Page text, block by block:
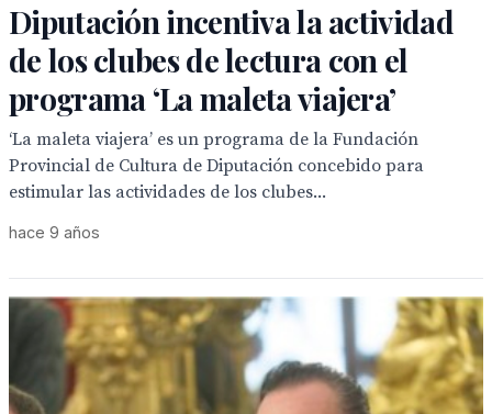
Diputación incentiva la actividad
de los clubes de lectura con el
programa ‘La maleta viajera’
‘La maleta viajera’ es un programa de la Fundación
Provincial de Cultura de Diputación concebido para
estimular las actividades de los clubes...
hace 9 años